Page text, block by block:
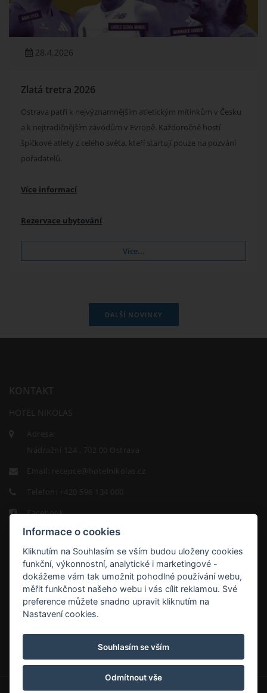
28.4.2026
Zlatá tretra 2026
Ostrava patří k nejvýznamnějším atletickým mítinkům v Česku
a k nejtradičnějším závodům v Evropě. Každoročně hostí
špičkové atlety z celého světa, kteří startují pouze na pozvání
pořadatelů.
Více informací
Rezervace ubytování
Více...
DALŠÍ NOVINKY
HOTEL NIKOLAS
Adresa:
Nádražní 124 , 702 00 Ostrava
Email:
recepce@hotelnikolas.cz
Telefon:
+420 596 134 000
Facebook
HOTEL
NIKOLAS
Informace o cookies
Kliknutím na Souhlasím se vším budou uloženy cookies
funkční, výkonnostní, analytické i marketingové -
dokážeme vám tak umožnit pohodlné používání webu,
měřit funkčnost našeho webu i vás cílit reklamou. Své
preference můžete snadno upravit kliknutím na
Nastavení cookies.
Souhlasím se vším
Odmítnout vše